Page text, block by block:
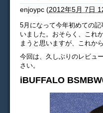
enjoypc (2012年5月 7日
5月になって今年初めての
いました。おそらく、これ
まうと思いますが、これか
今回は、久しぶりのレビュ
さい。
iBUFFALO